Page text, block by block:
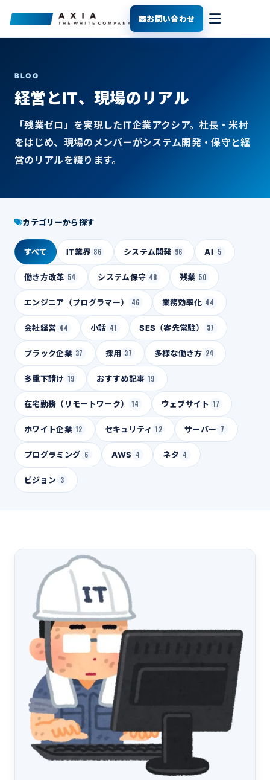
お問い合わせ
BLOG
経営とIT、現場のリアル
「残業ゼロ」を実現したIT企業アクシア。社長・米村
をはじめ、現場のメンバーがシステム開発・保守と経
営のリアルを綴ります。
カテゴリーから探す
すべて IT業界 86 システム開発 96 AI 5
働き方改革 54 システム保守 48 残業 50
エンジニア（プログラマー） 46 業務効率化 44
会社経営 44 小話 41 SES（客先常駐） 37
ブラック企業 37 採用 37 多様な働き方 24
多重下請け 19 おすすめ記事 19
在宅勤務（リモートワーク） 14 ウェブサイト 17
ホワイト企業 12 セキュリティ 12 サーバー 7
プログラミング 6 AWS 4 ネタ 4
ビジョン 3